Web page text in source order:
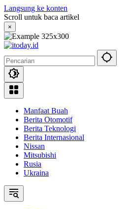
Langsung ke konten
Scroll untuk baca artikel
×
Manfaat Buah
Berita Otomotif
Berita Teknologi
Berita Internasional
Nissan
Mitsubishi
Rusia
Ukraina